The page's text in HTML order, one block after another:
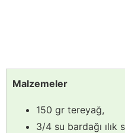
Malzemeler
150 gr tereyağ,
3/4 su bardağı ılık